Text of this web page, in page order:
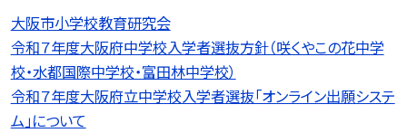
大阪市小学校教育研究会
令和７年度大阪府中学校入学者選抜方針（咲くやこの花中学
校・水都国際中学校・富田林中学校）
令和７年度大阪府立中学校入学者選抜「オンライン出願システ
ム」について